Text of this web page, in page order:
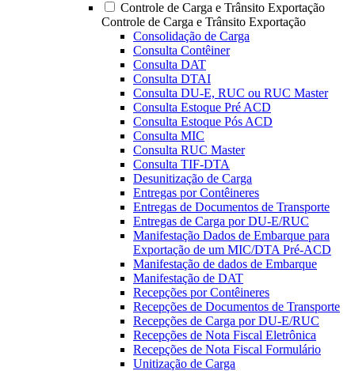
Controle de Carga e Trânsito Exportação
Controle de Carga e Trânsito Exportação
Consolidação de Carga
Consulta Contêiner
Consulta DAT
Consulta DTAI
Consulta DU-E, RUC ou RUC Master
Consulta Estoque Pré ACD
Consulta Estoque Pós ACD
Consulta MIC
Consulta RUC Master
Consulta TIF-DTA
Desunitização de Carga
Entregas por Contêineres
Entregas de Documentos de Transporte
Entregas de Carga por DU-E/RUC
Manifestação Dados de Embarque para
Exportação de um MIC/DTA Pré-ACD
Manifestação de dados de Embarque
Manifestação de DAT
Recepções por Contêineres
Recepções de Documentos de Transporte
Recepções de Carga por DU-E/RUC
Recepções de Nota Fiscal Eletrônica
Recepções de Nota Fiscal Formulário
Unitização de Carga